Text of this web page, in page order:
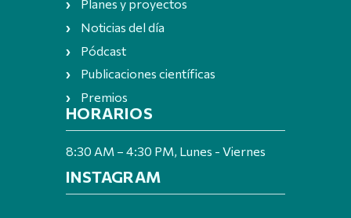
Planes y proyectos
Noticias del día
Pódcast
Publicaciones científicas
Premios
HORARIOS
8:30 AM – 4:30 PM, Lunes - Viernes
INSTAGRAM